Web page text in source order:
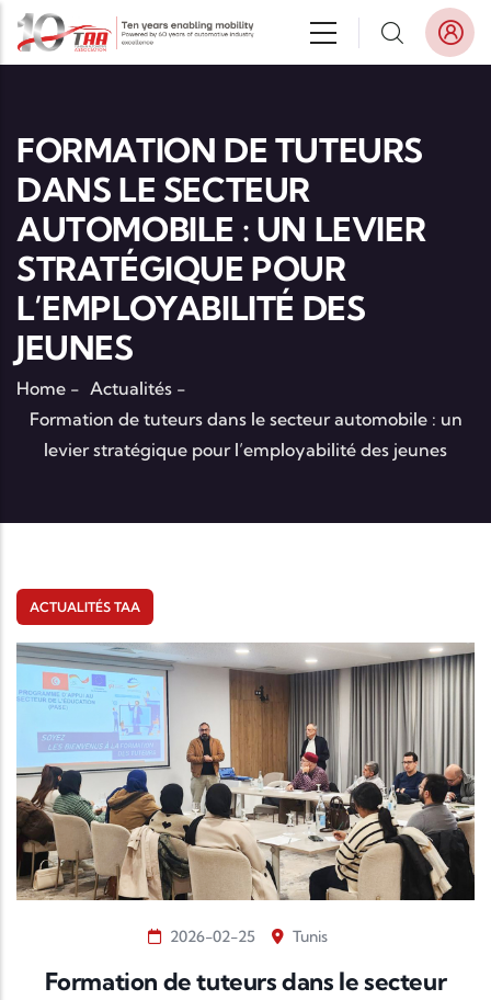
Aller au contenu principal
FORMATION DE TUTEURS
DANS LE SECTEUR
AUTOMOBILE : UN LEVIER
STRATÉGIQUE POUR
L’EMPLOYABILITÉ DES
JEUNES
Home - Actualités -
Formation de tuteurs dans le secteur automobile : un
levier stratégique pour l’employabilité des jeunes
ACTUALITÉS TAA
2026-02-25 Tunis
Formation de tuteurs dans le secteur